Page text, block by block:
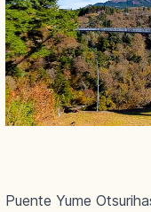
Puente Yume